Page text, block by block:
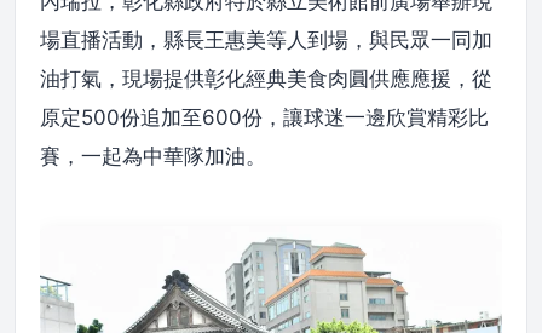
場直播活動，縣長王惠美等人到場，與民眾一同加
油打氣，現場提供彰化經典美食肉圓供應應援，從
原定500份追加至600份，讓球迷一邊欣賞精彩比
賽，一起為中華隊加油。